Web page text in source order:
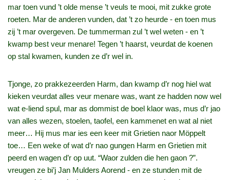
mar toen vund ’t olde mense ’t veuls te mooi, mit zukke grote
roeten. Mar de anderen vunden, dat ’t zo heurde ‑ en toen mus
zij ’t mar overgeven. De tummerman zul ’t wel weten ‑ en ’t
kwamp best veur menare! Tegen ’t haarst, veurdat de koenen
op stal kwamen, kunden ze d’r wel in.
Tjonge, zo prakkezeerden Harm, dan kwamp d’r nog hiel wat
kieken veurdat alles veur menare was, want ze hadden now wel
wat e‑liend spul, mar as dommist de boel klaor was, mus d’r jao
van alles wezen, stoelen, taofel, een kammenet en wat al niet
meer… Hij mus mar ies een keer mit Grietien naor Möppelt
toe… Een weke of wat d’r nao gungen Harm en Grietien mit
peerd en wagen d’r op uut. “Waor zulden die hen gaon ?”.
vreugen ze bi’j Jan Mulders Aorend ‑ en ze stunden mit de